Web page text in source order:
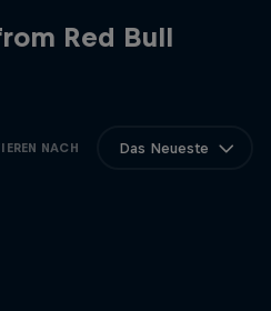
Red Bull
NACH Das Neueste